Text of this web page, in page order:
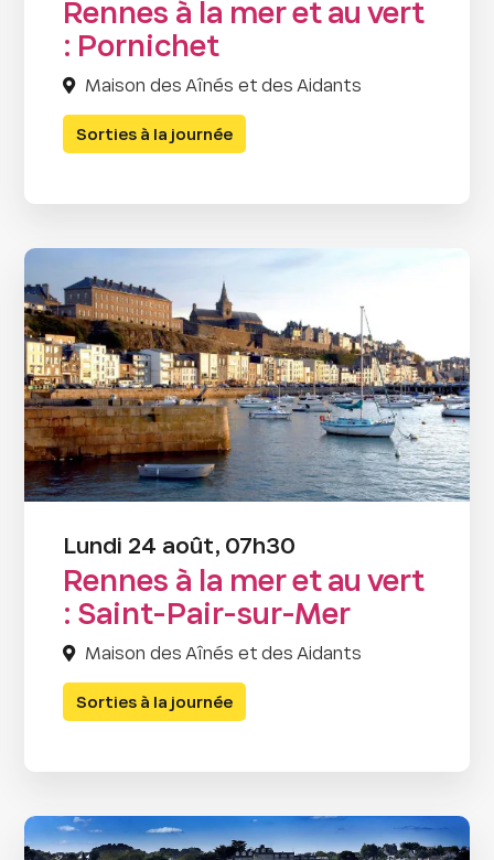
Rennes à la mer et au vert
: Pornichet
Maison des Aînés et des Aidants
Sorties à la journée
Lundi 24 août, 07h30
Rennes à la mer et au vert
: Saint-Pair-sur-Mer
Maison des Aînés et des Aidants
Sorties à la journée